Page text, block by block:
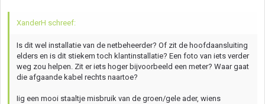
XanderH schreef:
Is dit wel installatie van de netbeheerder? Of zit de hoofdaansluiting
elders en is dit stiekem toch klantinstallatie? Een foto van iets verder
weg zou helpen. Zit er iets hoger bijvoorbeeld een meter? Waar gaat
die afgaande kabel rechts naartoe?
Iig een mooi staaltje misbruik van de groen/gele ader, wiens